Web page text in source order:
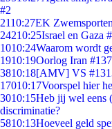
#2
2110:27EK
24210:25Israel en Gaza
1010:24Waarom wordt
1910:19Oorlog Iran
3810:18[AMV] VS
17010:17Voorspel hier
3010:15Heb jij wel eens
discriminatie?
5810:13Hoeveel geld